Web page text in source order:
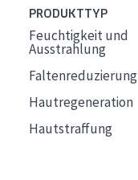
PRODUKTTYP
Feuchtigkeit und
Ausstrahlung
Faltenreduzierung
Hautregeneration
Hautstraffung